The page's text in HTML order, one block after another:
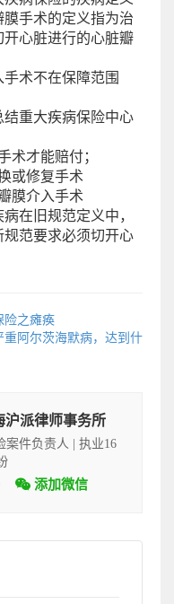
手术的定义指为治
心脏进行的心脏瓣
术不在保障范围
重大疾病保险中心
术才能赔付；
或修复手术
膜介入手术
在旧规范定义中，
范要求必须切开心
险之瘫痪
重阿尔茨海默病，达到什
沪派律师事务所
案件负责人 | 执业16
添加微信